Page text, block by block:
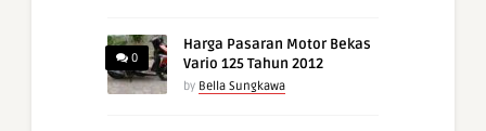
0
Harga Pasaran Motor Bekas
Vario 125 Tahun 2012
by Bella Sungkawa